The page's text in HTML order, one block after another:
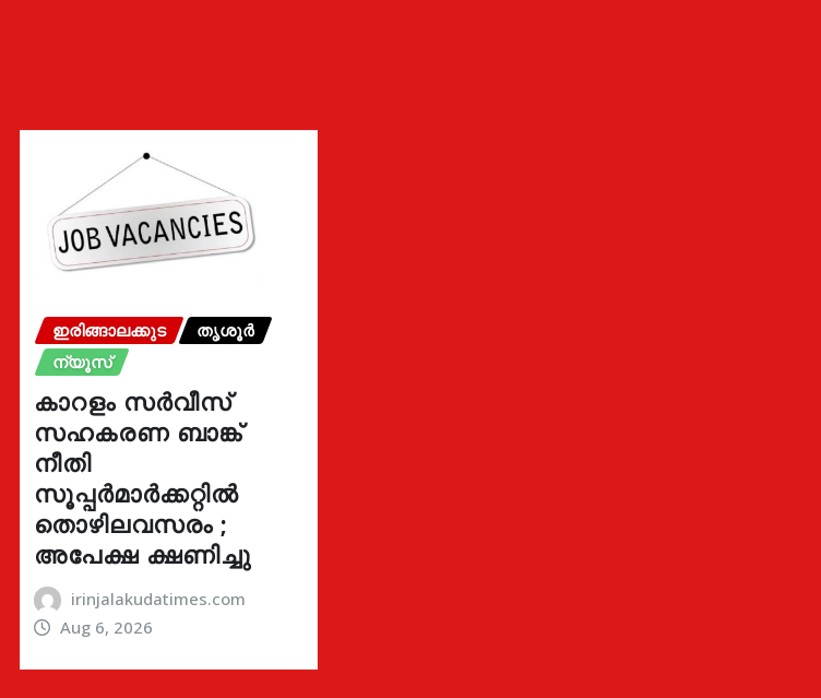
ഇരിങ്ങാലക്കുട
തൃശൂർ
ന്യൂസ്
കാറളം സർവീസ്
സഹകരണ ബാങ്ക്
നീതി
സൂപ്പർമാർക്കറ്റിൽ
തൊഴിലവസരം ;
അപേക്ഷ ക്ഷണിച്ചു
irinjalakudatimes.com
Aug 6, 2026